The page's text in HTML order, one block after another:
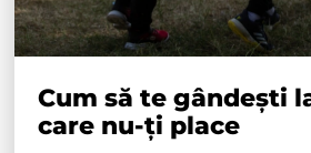
Cum să te gândești
care nu-ți place